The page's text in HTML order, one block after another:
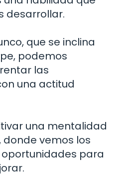
desarrollar.
que se inclina
podemos
las
una actitud
una mentalidad
vemos los
para